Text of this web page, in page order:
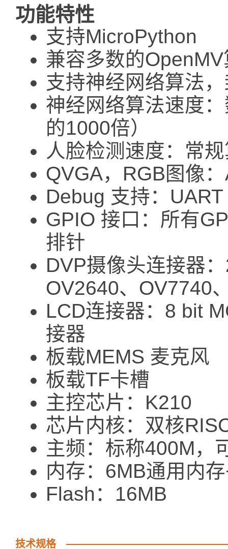
功能特性
支持MicroPython
兼容多数的
支持神经网络算法
神经网络算法速度
的1000倍）
人脸检测速度：常
QVGA，RGB图像
Debug 支持：
GPIO 接口：所有
排针
DVP摄像头连接器
OV2640、OV7740
LCD连接器：8 bit
接器
板载MEMS 麦克风
板载TF卡槽
主控芯片：K210
芯片内核：双核
主频：标称400M，
内存：6MB通用内
Flash：16MB
技术规格